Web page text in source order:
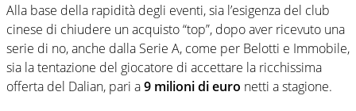
Alla base della rapidità degli eventi, sia l’esigenza del club
cinese di chiudere un acquisto “top”, dopo aver ricevuto una
serie di no, anche dalla Serie A, come per Belotti e Immobile,
sia la tentazione del giocatore di accettare la ricchissima
offerta del Dalian, pari a9 milioni di euro netti a stagione.